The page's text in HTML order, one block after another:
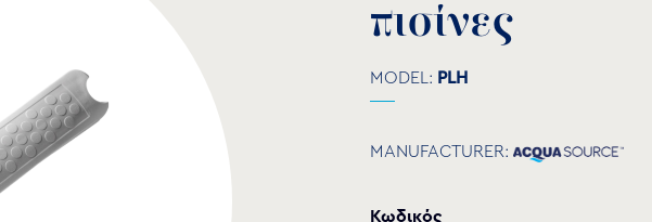
ΣΙΝΤΡΙΒΑΝΙ
PVC-U ΕΞΑΡΤΗΜΑΤΑ
ΑΝΤΛΙΕΣ ΥΔΑΤΩΝ
πισίνες
MODEL: PLΗ
MANUFACTURER:
Κωδικός